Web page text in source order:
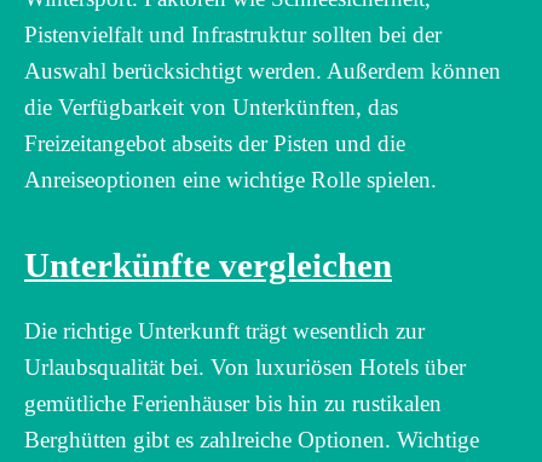
Pistenvielfalt und Infrastruktur sollten bei der
Auswahl berücksichtigt werden. Außerdem können
die Verfügbarkeit von Unterkünften, das
Freizeitangebot abseits der Pisten und die
Anreiseoptionen eine wichtige Rolle spielen.
Unterkünfte vergleichen
Die richtige Unterkunft trägt wesentlich zur
Urlaubsqualität bei. Von luxuriösen Hotels über
gemütliche Ferienhäuser bis hin zu rustikalen
Berghütten gibt es zahlreiche Optionen. Wichtige